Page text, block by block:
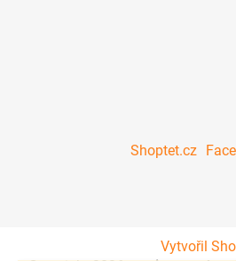
Shoptet.cz
Vytvořil